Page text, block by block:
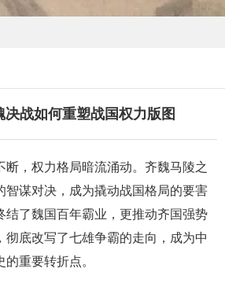
战如何重塑战国权力版图
断，权力格局暗流涌动。齐魏马陵之
智谋对决，成为撬动战国格局的要害
结了魏国百年霸业，更推动齐国强势
彻底改写了七雄争霸的走向，成为中
重要转折点。